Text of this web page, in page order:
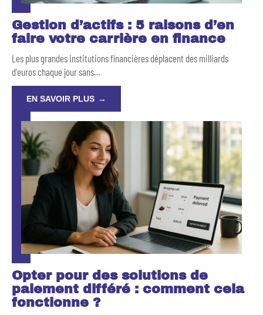
Gestion d’actifs : 5 raisons d’en
faire votre carrière en finance
Les plus grandes institutions financières déplacent des milliards
d'euros chaque jour sans…
EN SAVOIR PLUS
Opter pour des solutions de
paiement différé : comment cela
fonctionne ?